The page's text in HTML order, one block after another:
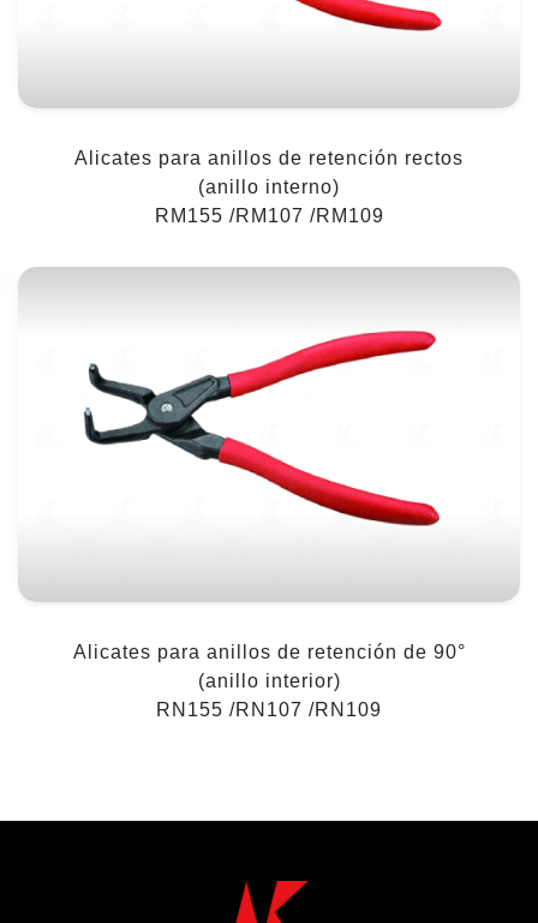
Alicates para anillos de retención rectos
(anillo interno)
RM155 /RM107 /RM109
Alicates para anillos de retención de 90°
(anillo interior)
RN155 /RN107 /RN109